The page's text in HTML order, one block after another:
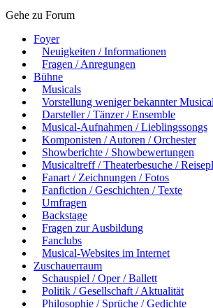
Gehe zu Forum
Foyer
Neuigkeiten / Informationen
Fragen / Anregungen
Bühne
Musicals
Vorstellung weniger bekannter
Darsteller / Tänzer / Ensemble
Musical-Aufnahmen / Lieblingssongs
Komponisten / Autoren / Orchester
Showberichte / Showbewertungen
Musicaltreff / Theaterbesuche /
Fanart / Zeichnungen / Fotos
Fanfiction / Geschichten / Texte
Umfragen
Backstage
Fragen zur Ausbildung
Fanclubs
Musical-Websites im Internet
Zuschauerraum
Schauspiel / Oper / Ballett
Politik / Gesellschaft / Aktualität
Philosophie / Sprüche / Gedichte